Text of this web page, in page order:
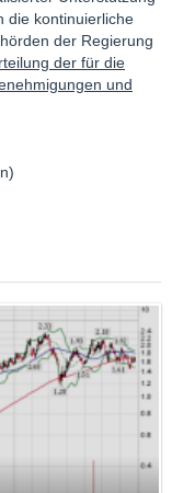
die kontinuierliche
der Regierung
der für die
und